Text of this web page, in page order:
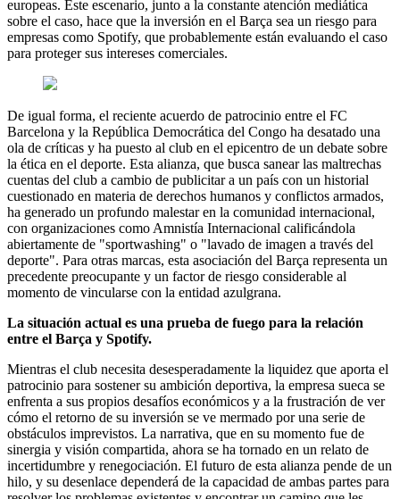
europeas. Este escenario, junto a la constante atención mediática
sobre el caso, hace que la inversión en el Barça sea un riesgo para
empresas como Spotify, que probablemente están evaluando el caso
para proteger sus intereses comerciales.
De igual forma, el reciente acuerdo de patrocinio entre el FC
Barcelona y la República Democrática del Congo ha desatado una
ola de críticas y ha puesto al club en el epicentro de un debate sobre
la ética en el deporte. Esta alianza, que busca sanear las maltrechas
cuentas del club a cambio de publicitar a un país con un historial
cuestionado en materia de derechos humanos y conflictos armados,
ha generado un profundo malestar en la comunidad internacional,
con organizaciones como Amnistía Internacional calificándola
abiertamente de "sportwashing" o "lavado de imagen a través del
deporte". Para otras marcas, esta asociación del Barça representa un
precedente preocupante y un factor de riesgo considerable al
momento de vincularse con la entidad azulgrana.
La situación actual es una prueba de fuego para la relación
entre el Barça y Spotify.
Mientras el club necesita desesperadamente la liquidez que aporta el
patrocinio para sostener su ambición deportiva, la empresa sueca se
enfrenta a sus propios desafíos económicos y a la frustración de ver
cómo el retorno de su inversión se ve mermado por una serie de
obstáculos imprevistos. La narrativa, que en su momento fue de
sinergia y visión compartida, ahora se ha tornado en un relato de
incertidumbre y renegociación. El futuro de esta alianza pende de un
hilo, y su desenlace dependerá de la capacidad de ambas partes para